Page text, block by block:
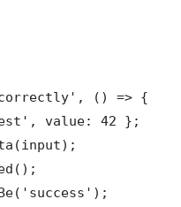
correctly', () => {
value: 42 };